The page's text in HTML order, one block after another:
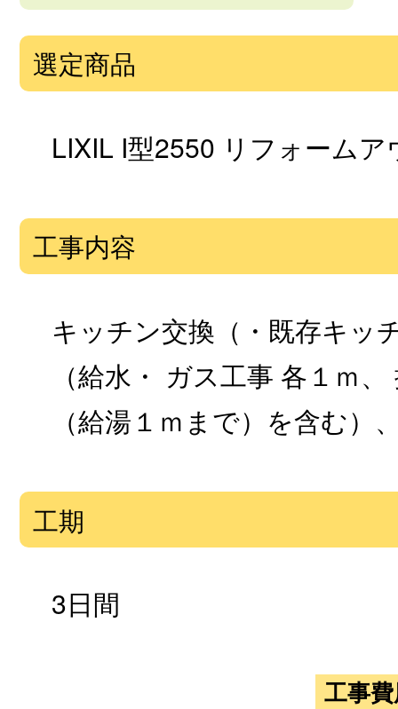
選定商品
LIXIL I型2550 リフォーム
工事内容
キッチン交換（・既存キッ
（給水・ ガス工事 各１ｍ
（給湯１ｍまで）を含む
工期
3日間
工事